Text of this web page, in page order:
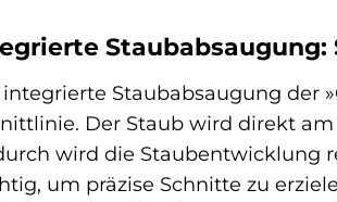
integrierte Staubabsaugung der
Der Staub wird direkt
wird die Staubentwicklung
um präzise Schnitte zu